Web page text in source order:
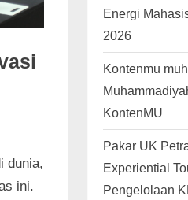
dunia,
ini.
Energi
2026
Kontenmu
KontenMU
Pakar UK
Experiential
Pengelolaan